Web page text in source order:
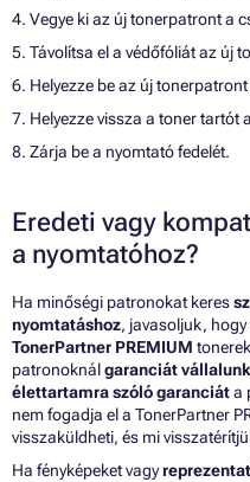
4. Vegye ki az új tonerpatront a
5. Távolítsa el a védőfóliát az új
6. Helyezze be az új
7. Helyezze vissza a toner tartót
8. Zárja be a nyomtató fedelét.
Eredeti vagy
a nyomtatóhoz?
Ha minőségi patronokat keres
nyomtatáshoz, javasoljuk,
TonerPartner PREMIUM
patronoknálgaranciát
élettartamra szóló garanciáta
nem fogadja el a TonerPartner
visszaküldheti, és mi
Ha fényképeket vagy